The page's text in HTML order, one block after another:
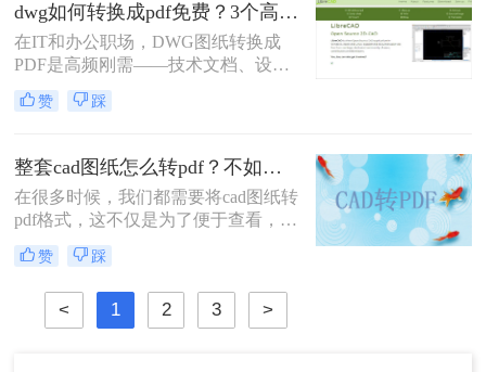
那么如何将cad图纸转为pdf呢？本文
将介绍三种将CAD图纸转换为PDF的
方法，帮助您轻松完成这一任务。
dwg如何转换成pdf免费？3个高效精准方法，职场人亲测无坑！
在IT和办公职场，DWG图纸转换成
PDF是高频刚需——技术文档、设计
稿、项目报告常需PDF格式分享或打
印。但市面上多数工具转换不精准
（需装软件、调参数），甚至收费陷
阱频出。作为深耕办公软件测评7年
的小编，我亲测了20+方案，排除
WPS、命令行、迅捷等工具，只聚焦
真正免费、有效、安全的路径。今天
分享3个方法，助你告别“转换焦虑”，
精准高效搞定工作。
赞 踩
整套cad图纸怎么转pdf？不如试试这三个方法
在很多时候，我们都需要将cad图纸转
pdf格式，这不仅是为了便于查看，也
是为了便于传输。但是你知道怎么将
在日常工作和学习中，有时需要将
CAD图纸转换成PDF格式来方便传输
和查看，本文将向您介绍整套cad图纸
怎么转pdf。
赞 踩
< 1 2 3 >